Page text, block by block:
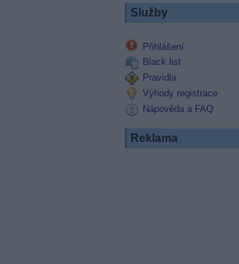
Služby
Přihlášení
Black list
Pravidla
Výhody registrace
Nápověda a FAQ
Reklama